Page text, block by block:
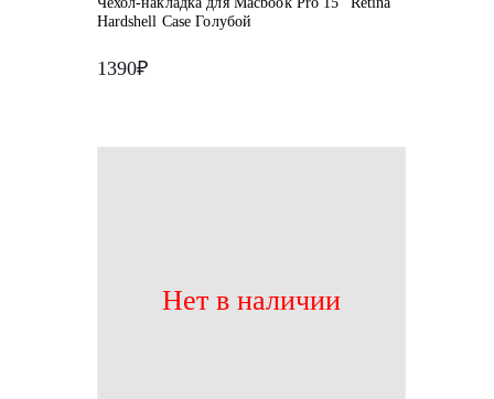
Hardshell Case Голубой
1390₽
Нет в наличии